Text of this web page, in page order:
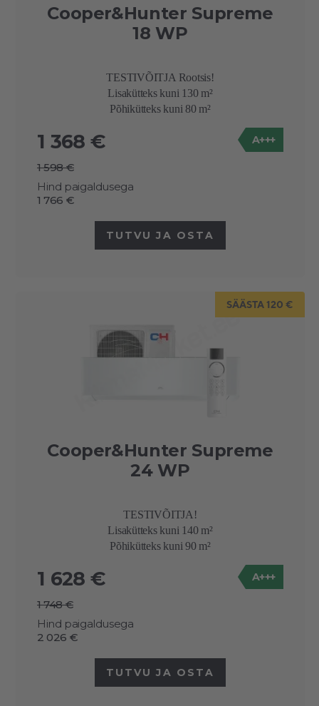
Cooper&Hunter Supreme
18 WP
TESTIVÕITJA Rootsis!
Lisakütteks kuni 130 m²
Põhikütteks kuni 80 m²
1 368 €
1 598 €
Hind paigaldusega
1 766 €
A+++
TUTVU JA OSTA
SÄÄSTA 120 €
Cooper&Hunter Supreme
24 WP
TESTIVÕITJA!
Lisakütteks kuni 140 m²
Põhikütteks kuni 90 m²
1 628 €
1 748 €
Hind paigaldusega
2 026 €
A+++
TUTVU JA OSTA